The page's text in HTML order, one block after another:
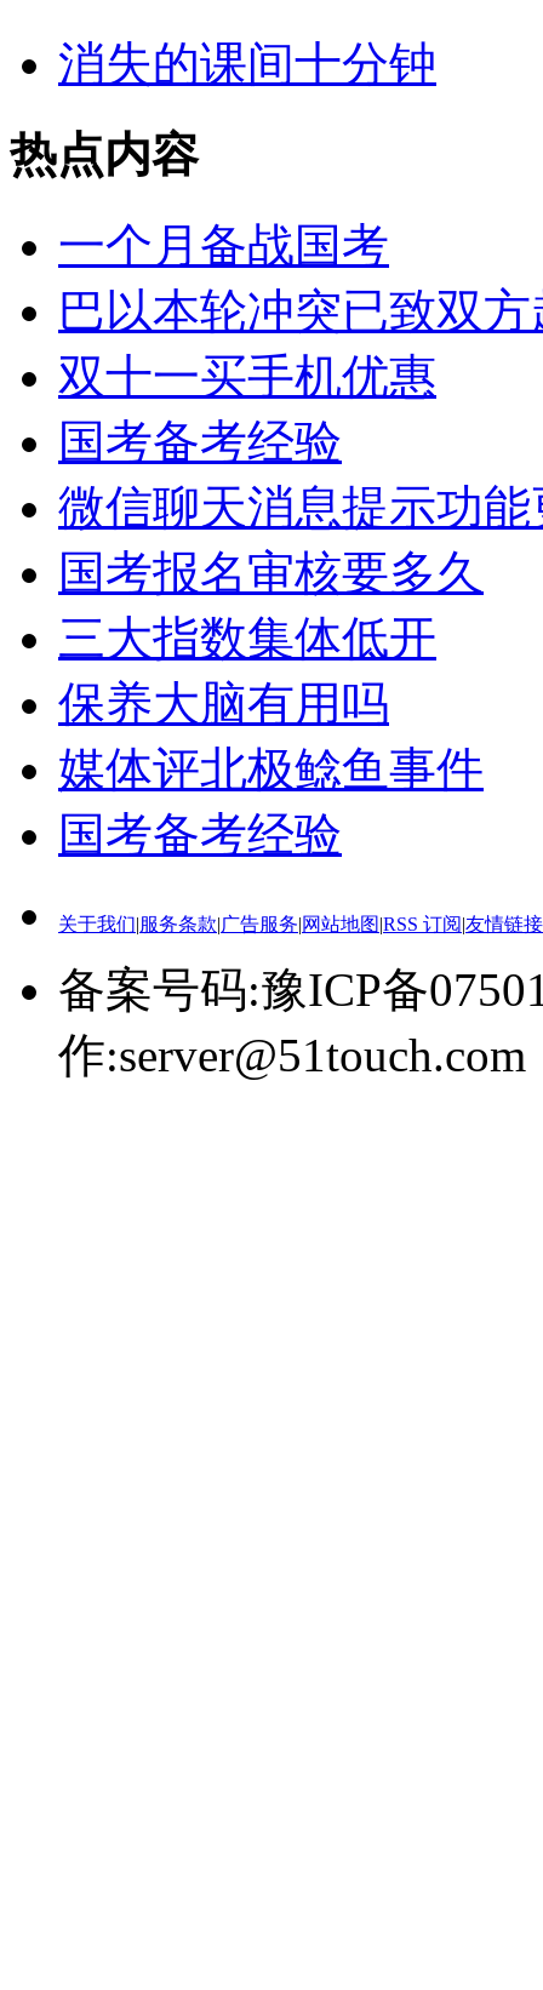
消失的课间十分钟
热点内容
一个月备战国考
巴以本轮冲突已致双
双十一买手机优惠
国考备考经验
微信聊天消息提示功能
国考报名审核要多久
三大指数集体低开
保养大脑有用吗
媒体评北极鲶鱼事件
国考备考经验
关于我们|服务条款|广告服务|网站地图|RSS 订阅|友情链接
备案号码:豫ICP备
作:server@51touch.com